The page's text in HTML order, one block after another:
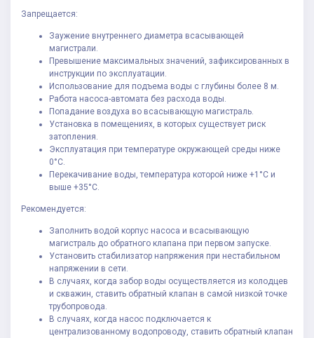
Запрещается:
Заужение внутреннего диаметра всасывающей
магистрали.
Превышение максимальных значений, зафиксированных в
инструкции по эксплуатации.
Использование для подъема воды с глубины более 8 м.
Работа насоса-автомата без расхода воды.
Попадание воздуха во всасывающую магистраль.
Установка в помещениях, в которых существует риск
затопления.
Эксплуатация при температуре окружающей среды ниже
0°С.
Перекачивание воды, температура которой ниже +1°С и
выше +35°С.
Рекомендуется:
Заполнить водой корпус насоса и всасывающую
магистраль до обратного клапана при первом запуске.
Установить стабилизатор напряжения при нестабильном
напряжении в сети.
В случаях, когда забор воды осуществляется из колодцев
и скважин, ставить обратный клапан в самой низкой точке
трубопровода.
В случаях, когда насос подключается к
централизованному водопроводу, ставить обратный клапан